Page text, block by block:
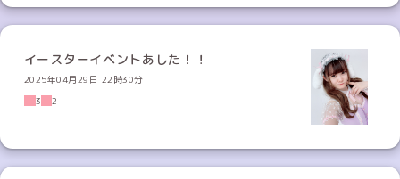
イースターイベントあした！！
2025年04月29日 22時30分
3
2